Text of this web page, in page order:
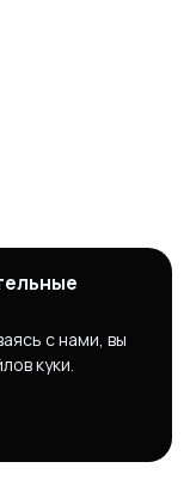
с нами, вы
куки.